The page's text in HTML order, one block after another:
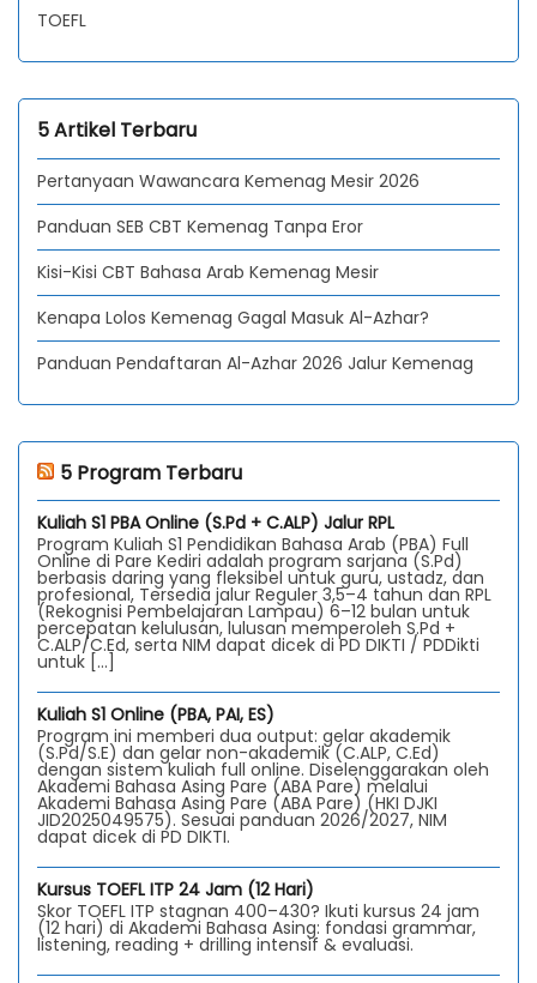
TOEFL
5 Artikel Terbaru
Pertanyaan Wawancara Kemenag Mesir 2026
Panduan SEB CBT Kemenag Tanpa Eror
Kisi-Kisi CBT Bahasa Arab Kemenag Mesir
Kenapa Lolos Kemenag Gagal Masuk Al-Azhar?
Panduan Pendaftaran Al-Azhar 2026 Jalur Kemenag
5 Program Terbaru
Kuliah S1 PBA Online (S.Pd + C.ALP) Jalur RPL
Program Kuliah S1 Pendidikan Bahasa Arab (PBA) Full
Online di Pare Kediri adalah program sarjana (S.Pd)
berbasis daring yang fleksibel untuk guru, ustadz, dan
profesional, Tersedia jalur Reguler 3,5–4 tahun dan RPL
(Rekognisi Pembelajaran Lampau) 6–12 bulan untuk
percepatan kelulusan, lulusan memperoleh S.Pd +
C.ALP/C.Ed, serta NIM dapat dicek di PD DIKTI / PDDikti
untuk […]
Kuliah S1 Online (PBA, PAI, ES)
Program ini memberi dua output: gelar akademik
(S.Pd/S.E) dan gelar non-akademik (C.ALP, C.Ed)
dengan sistem kuliah full online. Diselenggarakan oleh
Akademi Bahasa Asing Pare (ABA Pare) melalui
Akademi Bahasa Asing Pare (ABA Pare) (HKI DJKI
JID2025049575). Sesuai panduan 2026/2027, NIM
dapat dicek di PD DIKTI.
Kursus TOEFL ITP 24 Jam (12 Hari)
Skor TOEFL ITP stagnan 400–430? Ikuti kursus 24 jam
(12 hari) di Akademi Bahasa Asing: fondasi grammar,
listening, reading + drilling intensif & evaluasi.